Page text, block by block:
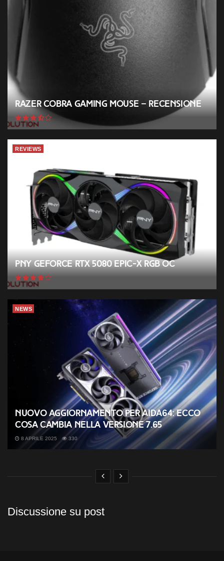
Razer Cobra Gaming Mouse – Recensione
REVIEWS
PNY GeForce RTX 5080 EPIC-X RGB OC
NEWS
Nuovo aggiornamento per AIDA64: ecco
cosa cambia nella versione 7.65
8 APRILE 2025 330
Discussione su post